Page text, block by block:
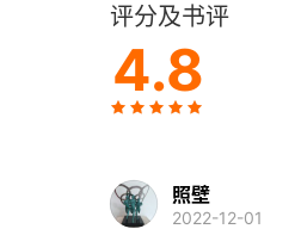
九、美国往事（二
十、美国往事（三
半小时漫画世界史2
评分及书评
4.8
照壁
2022-12-01